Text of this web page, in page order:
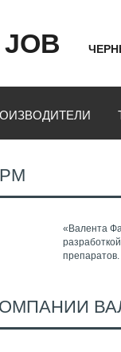
«Валента
препаратов.